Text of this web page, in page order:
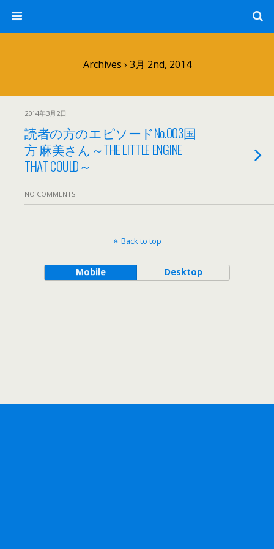
Archives › 3月 2nd, 2014
2014年3月2日
読者の方のエピソードNo.003国
方 麻美さん～THE LITTLE ENGINE
THAT COULD～
NO COMMENTS
Back to top
Mobile Desktop